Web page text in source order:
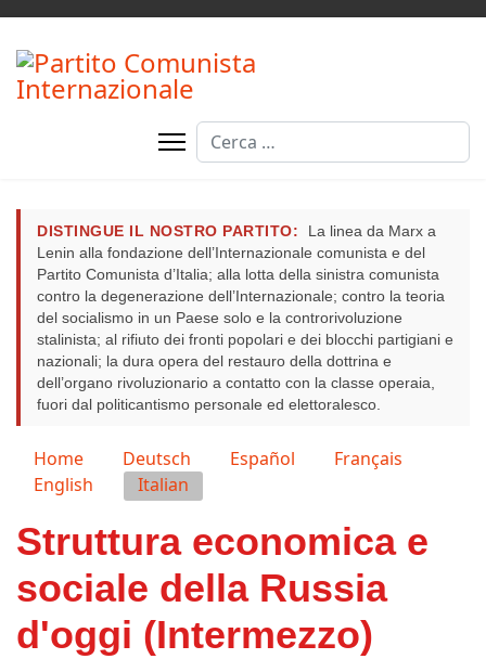
Cerca
DISTINGUE IL NOSTRO PARTITO:
La linea da Marx a
Lenin alla fondazione dell’Internazionale comunista e del
Partito Comunista d’Italia; alla lotta della sinistra comunista
contro la degenerazione dell’Internazionale; contro la teoria
del socialismo in un Paese solo e la controrivoluzione
stalinista; al rifiuto dei fronti popolari e dei blocchi partigiani e
nazionali; la dura opera del restauro della dottrina e
dell’organo rivoluzionario a contatto con la classe operaia,
fuori dal politicantismo personale ed elettoralesco.
Seleziona la tua lingua
Home Deutsch Español
Français
English
Italian
Struttura economica e
sociale della Russia
d'oggi (Intermezzo)